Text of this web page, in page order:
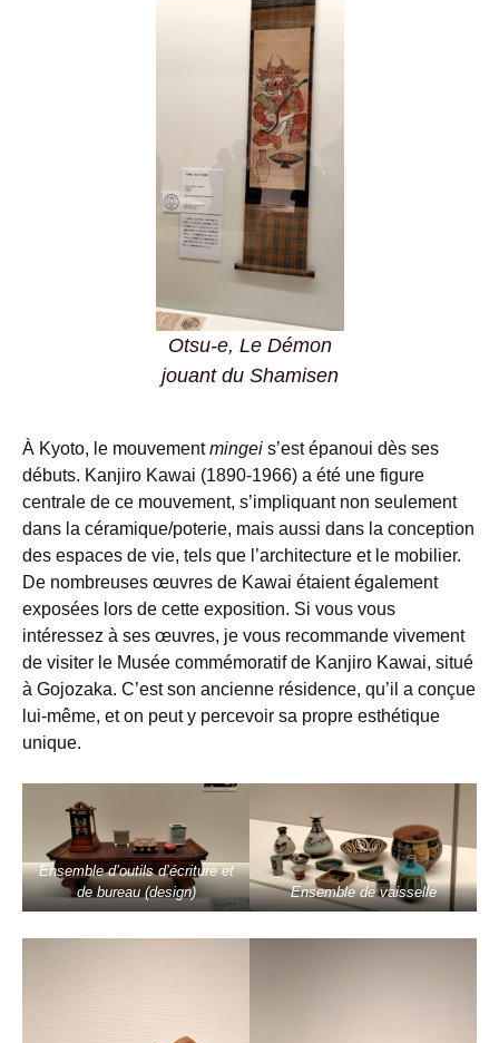
Otsu-e, Le Démon
jouant du Shamisen
À Kyoto, le mouvementmingei s’est épanoui dès ses
débuts. Kanjiro Kawai (1890-1966) a été une figure
centrale de ce mouvement, s’impliquant non seulement
dans la céramique/poterie, mais aussi dans la conception
des espaces de vie, tels que l’architecture et le mobilier.
De nombreuses œuvres de Kawai étaient également
exposées lors de cette exposition. Si vous vous
intéressez à ses œuvres, je vous recommande vivement
de visiter le Musée commémoratif de Kanjiro Kawai, situé
à Gojozaka. C’est son ancienne résidence, qu’il a conçue
lui-même, et on peut y percevoir sa propre esthétique
unique.
Ensemble d’outils d’écriture et
de bureau (design)
Ensemble de vaisselle